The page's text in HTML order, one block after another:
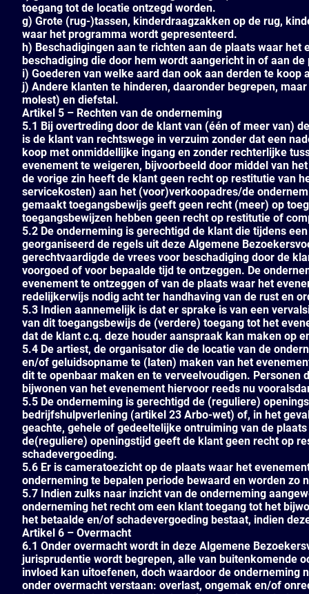
toegang tot de locatie ontzegd worden.
g) Grote (rug-)tassen, kinderdraagzakken op de rug,
waar het programma wordt gepresenteerd.
h) Beschadigingen aan te richten aan de plaats waar
beschadiging die door hem wordt aangericht in of aan
i) Goederen van welke aard dan ook aan derden te
j) Andere klanten te hinderen, daaronder begrepen,
molest) en diefstal.
Artikel 5 – Rechten van de onderneming
5.1 Bij overtreding door de klant van (één of meer van)
is de klant van rechtswege in verzuim zonder dat een
koop met onmiddellijke ingang en zonder rechterlijke
evenement te weigeren, bijvoorbeeld door middel van
de vorige zin heeft de klant geen recht op restitutie van
servicekosten) aan het (voor)verkoopadres/de
gemaakt toegangsbewijs geeft geen recht (meer) op
toegangsbewijzen hebben geen recht op restitutie of
5.2 De onderneming is gerechtigd de klant die tijdens
georganiseerd de regels uit deze Algemene
gerechtvaardigde de vrees voor beschadiging door de
voorgoed of voor bepaalde tijd te ontzeggen. De
evenement te ontzeggen of van de plaats waar het
redelijkerwijs nodig acht ter handhaving van de rust en
5.3 Indien aannemelijk is dat er sprake is van een
van dit toegangsbewijs de (verdere) toegang tot het
dat de klant c.q. deze houder aanspraak kan maken op
5.4 De artiest, de organisator die de locatie van de
en/of geluidsopname te (laten) maken van het
dit te openbaar maken en te verveelvoudigen.
bijwonen van het evenement hiervoor reeds nu
5.5 De onderneming is gerechtigd de (reguliere)
bedrijfshulpverlening (artikel 23 Arbo-wet) of, in het
geachte, gehele of gedeeltelijke ontruiming van de
de(reguliere) openingstijd geeft de klant geen recht op
schadevergoeding.
5.6 Er is cameratoezicht op de plaats waar het
onderneming te bepalen periode bewaard en worden zo
5.7 Indien zulks naar inzicht van de onderneming
onderneming het recht om een klant toegang tot het
het betaalde en/of schadevergoeding bestaat, indien
Artikel 6 – Overmacht
6.1 Onder overmacht wordt in deze Algemene
jurisprudentie wordt begrepen, alle van buitenkomende
invloed kan uitoefenen, doch waardoor de onderneming
onder overmacht verstaan: overlast, ongemak en/of